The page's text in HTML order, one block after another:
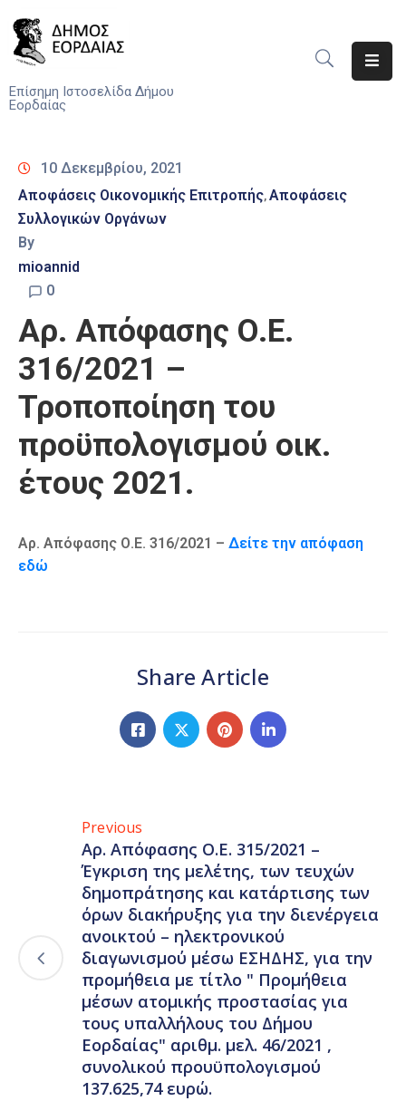
Επίσημη Ιστοσελίδα Δήμου
Εορδαίας
Υπηρεσίες
Του
Δήμου
Αποφάσεις
10 Δεκεμβρίου, 2021
Αποφάσεις Οικονομικής Επιτροπής‚Αποφάσεις
Συλλογικών Οργάνων
By
mioannid
0
Αρ. Απόφασης Ο.Ε.
316/2021 –
Τροποποίηση του
προϋπολογισμού οικ.
έτους 2021.
Αρ. Απόφασης Ο.Ε. 316/2021 – Δείτε την απόφαση
εδώ
Share Article
Previous
Αρ. Απόφασης Ο.Ε. 315/2021 –
Έγκριση της μελέτης, των τευχών
δημοπράτησης και κατάρτισης των
όρων διακήρυξης για την διενέργεια
ανοικτού – ηλεκτρονικού
διαγωνισμού μέσω ΕΣΗΔΗΣ, για την
προμήθεια με τίτλο " Προμήθεια
μέσων ατομικής προστασίας για
τους υπαλλήλους του Δήμου
Εορδαίας" αριθμ. μελ. 46/2021 ,
συνολικού προυϋπολογισμού
137.625,74 ευρώ.